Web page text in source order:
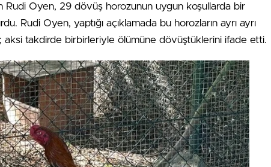
Rudi Oyen, 29 dövüş horozunun uygun koşullarda bir
Rudi Oyen, yaptığı açıklamada bu horozların ayrı ayrı
aksi takdirde birbirleriyle ölümüne dövüştüklerini ifade etti.